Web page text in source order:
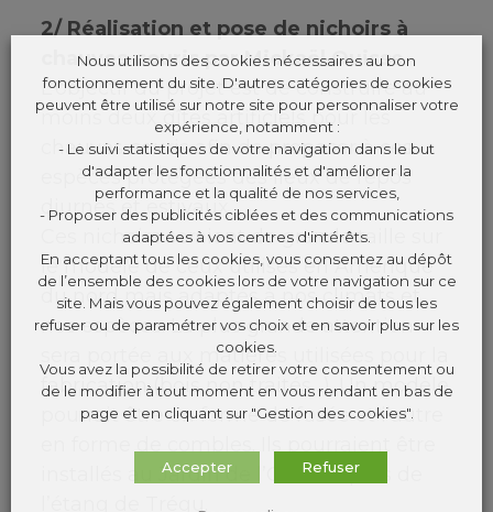
2/ Réalisation et pose de nichoirs à
chauves-souris par Mickaël Ouisse
L’objectif du projet est de construire au
moins deux gîtes artificiels pour les
chauves-souris afin de proposer à ces
espèces protégées des lieux de repos
diurnes et estivaux.
Ces nichoirs seraient de grande taille sur
le modèle de ceux utilisés en Amérique
du nord mais adaptés à nos climats et
nos espèces. La plus grande attention
sera portée aux matières utilisées pour la
fabrication (bois non traités…). Un modèle
pourrait être en forme de fusée et l’autre
en forme de combles. Ils pourraient être
installés au Jardin de l’Osier et près de
l’étang de Trégu.
Nous utilisons des cookies nécessaires au bon
fonctionnement du site. D'autres catégories de cookies
peuvent être utilisé sur notre site pour personnaliser votre
expérience, notamment :
- Le suivi statistiques de votre navigation dans le but
d'adapter les fonctionnalités et d'améliorer la
performance et la qualité de nos services,
- Proposer des publicités ciblées et des communications
adaptées à vos centres d'intérêts.
En acceptant tous les cookies, vous consentez au dépôt
de l’ensemble des cookies lors de votre navigation sur ce
site. Mais vous pouvez également choisir de tous les
refuser ou de paramétrer vos choix et en savoir plus sur les
cookies.
Vous avez la possibilité de retirer votre consentement ou
de le modifier à tout moment en vous rendant en bas de
page et en cliquant sur "Gestion des cookies".
Accepter Refuser